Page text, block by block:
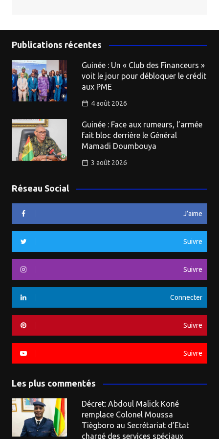
Publications récentes
Guinée : Un « Club des Financeurs »
voit le jour pour débloquer le crédit
aux PME
4 août 2026
Guinée : Face aux rumeurs, l’armée
fait bloc derrière le Général
Mamadi Doumbouya
3 août 2026
Réseau Social
J’aime
Suivre
Suivre
Connecter
Suivre
Suivre
Les plus commentés
Décret: Abdoul Malick Koné
remplace Colonel Moussa
Tiègboro au Secrétariat d’Etat
chargé des services spéciaux